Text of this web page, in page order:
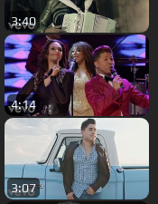
3:40
4:14
3:07